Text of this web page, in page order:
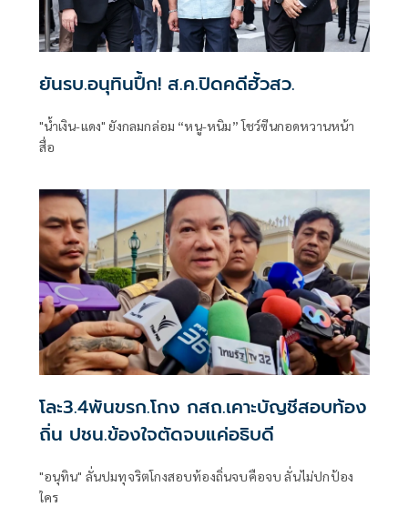
ยันรบ.อนุทินปึ้ก! ส.ค.ปิดคดีฮั้วสว.
"น้ำเงิน-แดง" ยังกลมกล่อม “หนู-หนิม” โชว์ซีนกอดหวานหน้า
สื่อ
โละ3.4พันขรก.โกง กสถ.เคาะบัญชีสอบท้อง
ถิ่น ปชน.ข้องใจตัดจบแค่อธิบดี
"อนุทิน" ลั่นปมทุจริตโกงสอบท้องถิ่นจบคือจบ ลั่นไม่ปกป้อง
ใคร